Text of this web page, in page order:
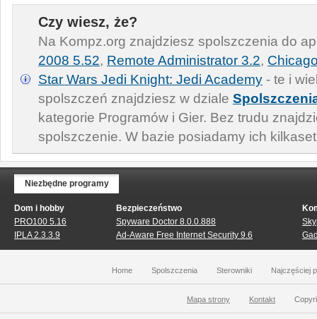
Czy wiesz, że?
Na Kompz.org znajdziesz spolszczenia do
2008 5.52, Remote Administrator 3.2,
Star Wars Jedi Knight: Jedi Academy - te i
spolszczeń znajdziesz w dziale
kategorie Programów i Gier. Bez trudu
spolszczenie. W bazie posiadamy ich
Niezbędne programy
Dom i hobby
PRO100 5.16
IPLA 2.3.3.9
Bezpieczeństwo
Spyware Doctor 8.0.0.888
Ad-Aware Free Internet Security 9.6
Home Spolszczenia Sterowniki Najczęściej
Mapa strony Kontakt